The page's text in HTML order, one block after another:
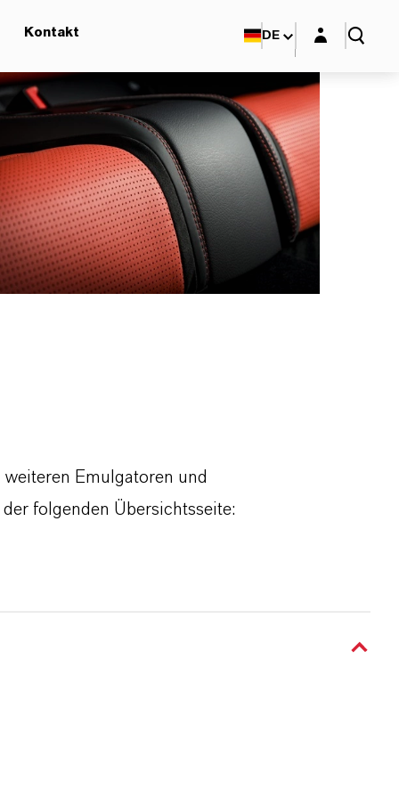
Kontakt DE Login-Maske
Emulgatoren und
folgenden Übersichtsseite: